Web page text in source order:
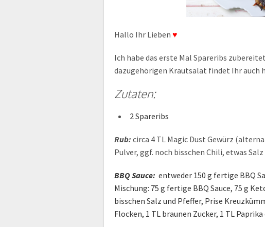
Hallo Ihr Lieben ♥
Ich habe das erste Mal Spareribs
dazugehörigen Krautsalat findet Ihr auch
Zutaten:
2 Spareribs
Rub: circa 4 TL Magic Dust Gewürz
Pulver, ggf. noch bisschen Chili, etwas
BBQ Sauce: entweder 150 g fertige BBQ
Mischung: 75 g fertige BBQ Sauce, 75 g
bisschen Salz und Pfeffer, Prise
Flocken, 1 TL braunen Zucker, 1 TL